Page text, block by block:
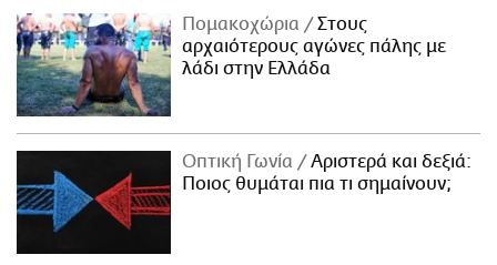
Πομακοχώρια
Στους
αρχαιότερους αγώνες πάλης με
λάδι στην Ελλάδα
Οπτική Γωνία
Αριστερά και δεξιά:
Ποιος θυμάται πια τι σημαίνουν;